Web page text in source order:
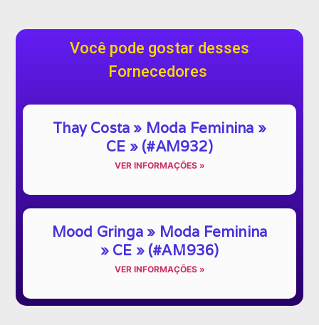
Você pode gostar desses
Fornecedores
Thay Costa » Moda Feminina »
CE » (#AM932)
VER INFORMAÇÕES »
Mood Gringa » Moda Feminina
» CE » (#AM936)
VER INFORMAÇÕES »